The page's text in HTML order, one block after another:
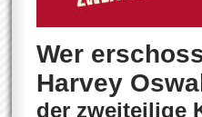
Wer
Harvey
der zweiteilige